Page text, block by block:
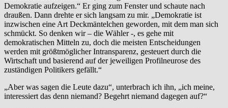
Demokratie aufzeigen.“ Er ging zum Fenster und schaute nach
draußen. Dann drehte er sich langsam zu mir. „Demokratie ist
inzwischen eine Art Deckmäntelchen geworden, mit dem man sich
schmückt. So denken wir – die Wähler -, es gehe mit
demokratischen Mitteln zu, doch die meisten Entscheidungen
werden mit größtmöglicher Intransparenz, gesteuert durch die
Wirtschaft und basierend auf der jeweiligen Profilneurose des
zuständigen Politikers gefällt.“
„Aber was sagen die Leute dazu“, unterbrach ich ihn, „ich meine,
interessiert das denn niemand? Begehrt niemand dagegen auf?“